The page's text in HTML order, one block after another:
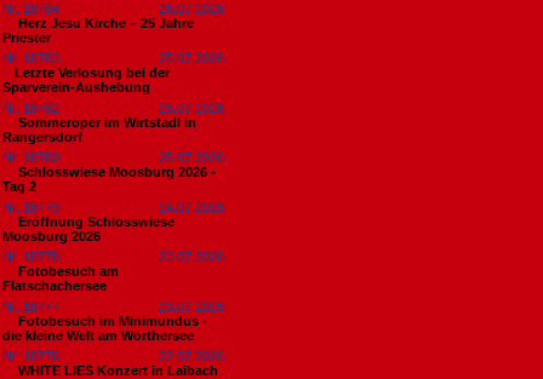
Nr. 18784
26.07.2026
Herz Jesu Kirche – 25 Jahre
Priester
Nr. 18783
25.07.2026
​Letzte Verlosung bei der
Sparverein-Aushebung
Nr. 18782
25.07.2026
Sommeroper im Wirtstadl in
Rangersdorf
Nr. 18780
25.07.2026
Schlosswiese Moosburg 2026 -
Tag 2
Nr. 18779
24.07.2026
Eröffnung Schlosswiese
Moosburg 2026
Nr. 18778
23.07.2026
Fotobesuch am
Flatschachersee
Nr. 18777
23.07.2026
Fotobesuch im Minimundus -
die kleine Welt am Wörthersee
Nr. 18776
22.07.2026
WHITE LIES Konzert in Laibach